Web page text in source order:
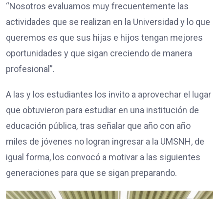
“Nosotros evaluamos muy frecuentemente las
actividades que se realizan en la Universidad y lo que
queremos es que sus hijas e hijos tengan mejores
oportunidades y que sigan creciendo de manera
profesional”.
A las y los estudiantes los invito a aprovechar el lugar
que obtuvieron para estudiar en una institución de
educación pública, tras señalar que año con año
miles de jóvenes no logran ingresar a la UMSNH, de
igual forma, los convocó a motivar a las siguientes
generaciones para que se sigan preparando.